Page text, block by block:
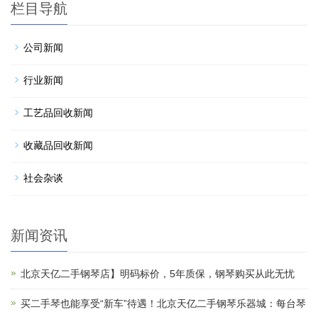
栏目导航
公司新闻
行业新闻
工艺品回收新闻
收藏品回收新闻
社会杂谈
新闻资讯
北京天亿二手钢琴店】明码标价，5年质保，钢琴购买从此无忧
买二手琴也能享受“新车”待遇！北京天亿二手钢琴乐器城：每台琴